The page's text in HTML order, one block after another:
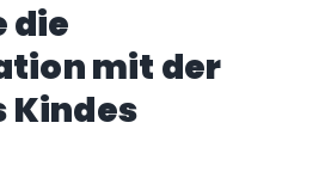
die
mit der
Kindes